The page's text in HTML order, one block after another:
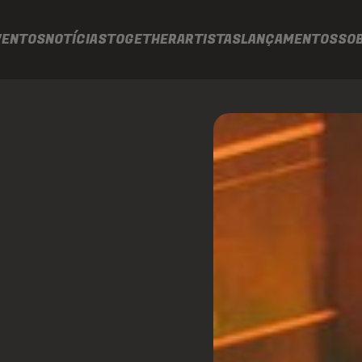
NOTÍCIASTOGETHERARTISTASLANÇAMENTOS